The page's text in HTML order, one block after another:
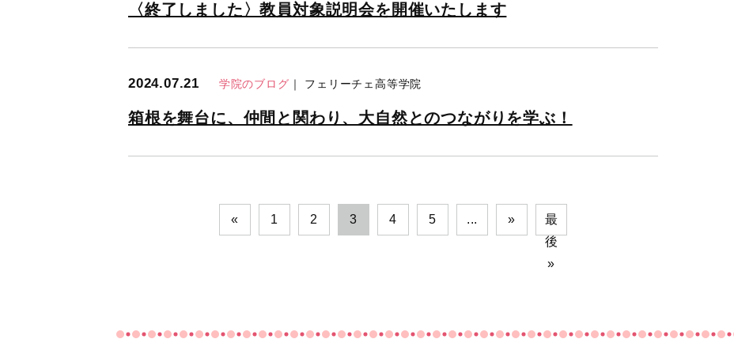
〈終了しました〉教員対象説明会を開催いたします
2024.07.21 学院のブログ ｜ フェリーチェ高等学院
箱根を舞台に、仲間と関わり、大自然とのつながりを学ぶ！
« 1 2 3 4 5 ... »
最
後
»